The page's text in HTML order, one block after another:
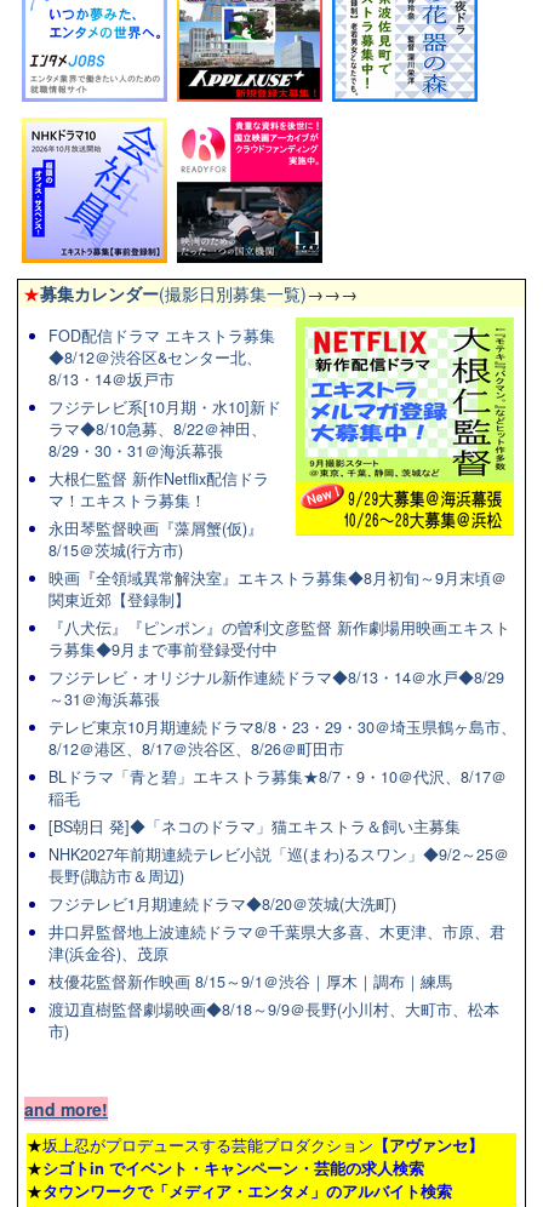
★募集カレンダー(撮影日別募集一覧)→→→
FOD配信ドラマ エキストラ募集
◆8/12＠渋谷区&センター北、
8/13・14＠坂戸市
フジテレビ系[10月期・水10]新ド
ラマ◆8/10急募、8/22＠神田、
8/29・30・31＠海浜幕張
大根仁監督 新作Netflix配信ドラ
マ！エキストラ募集！
永田琴監督映画『藻屑蟹(仮)』
8/15＠茨城(行方市)
映画『全領域異常解決室』エキストラ募集◆8月初旬～9月末頃＠
関東近郊【登録制】
『八犬伝』『ピンポン』の曽利文彦監督 新作劇場用映画エキスト
ラ募集◆9月まで事前登録受付中
フジテレビ・オリジナル新作連続ドラマ◆8/13・14＠水戸◆8/29
～31＠海浜幕張
テレビ東京10月期連続ドラマ8/8・23・29・30＠埼玉県鶴ヶ島市、
8/12＠港区、8/17＠渋谷区、8/26＠町田市
BLドラマ「青と碧」エキストラ募集★8/7・9・10＠代沢、8/17＠
稲毛
[BS朝日 発]◆「ネコのドラマ」猫エキストラ＆飼い主募集
NHK2027年前期連続テレビ小説「巡(まわ)るスワン」◆9/2～25＠
長野(諏訪市＆周辺)
フジテレビ1月期連続ドラマ◆8/20＠茨城(大洗町)
井口昇監督地上波連続ドラマ＠千葉県大多喜、木更津、市原、君
津(浜金谷)、茂原
枝優花監督新作映画 8/15～9/1＠渋谷｜厚木｜調布｜練馬
渡辺直樹監督劇場映画◆8/18～9/9＠長野(小川村、大町市、松本
市)
and more!
★坂上忍がプロデュースする芸能プロダクション 【アヴァンセ】
★シゴトin でイベント・キャンペーン・芸能の求人検索
★タウンワークで「メディア・エンタメ」のアルバイト検索